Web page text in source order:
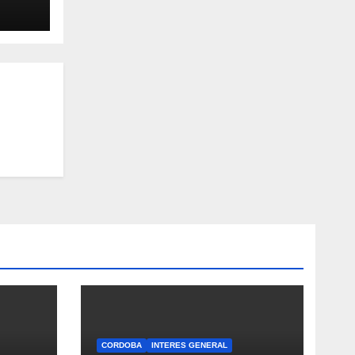
CORDOBA INTERES GENERAL